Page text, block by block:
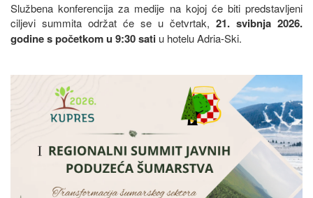
Službena konferencija za medije na kojoj će biti predstavljeni
ciljevi summita održat će se u četvrtak, 21. svibnja 2026.
godine s početkom u 9:30 sati u hotelu Adria-Ski.